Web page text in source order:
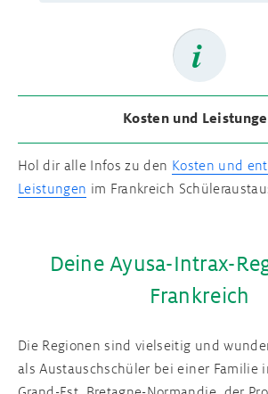
Kosten und
Hol dir alle Infos zu den Kosten und
Leistungen im Frankreich
Deine Ayusa-Intrax-
Frankreich
Die Regionen sind vielseitig und
als Austauschschüler bei einer Familie